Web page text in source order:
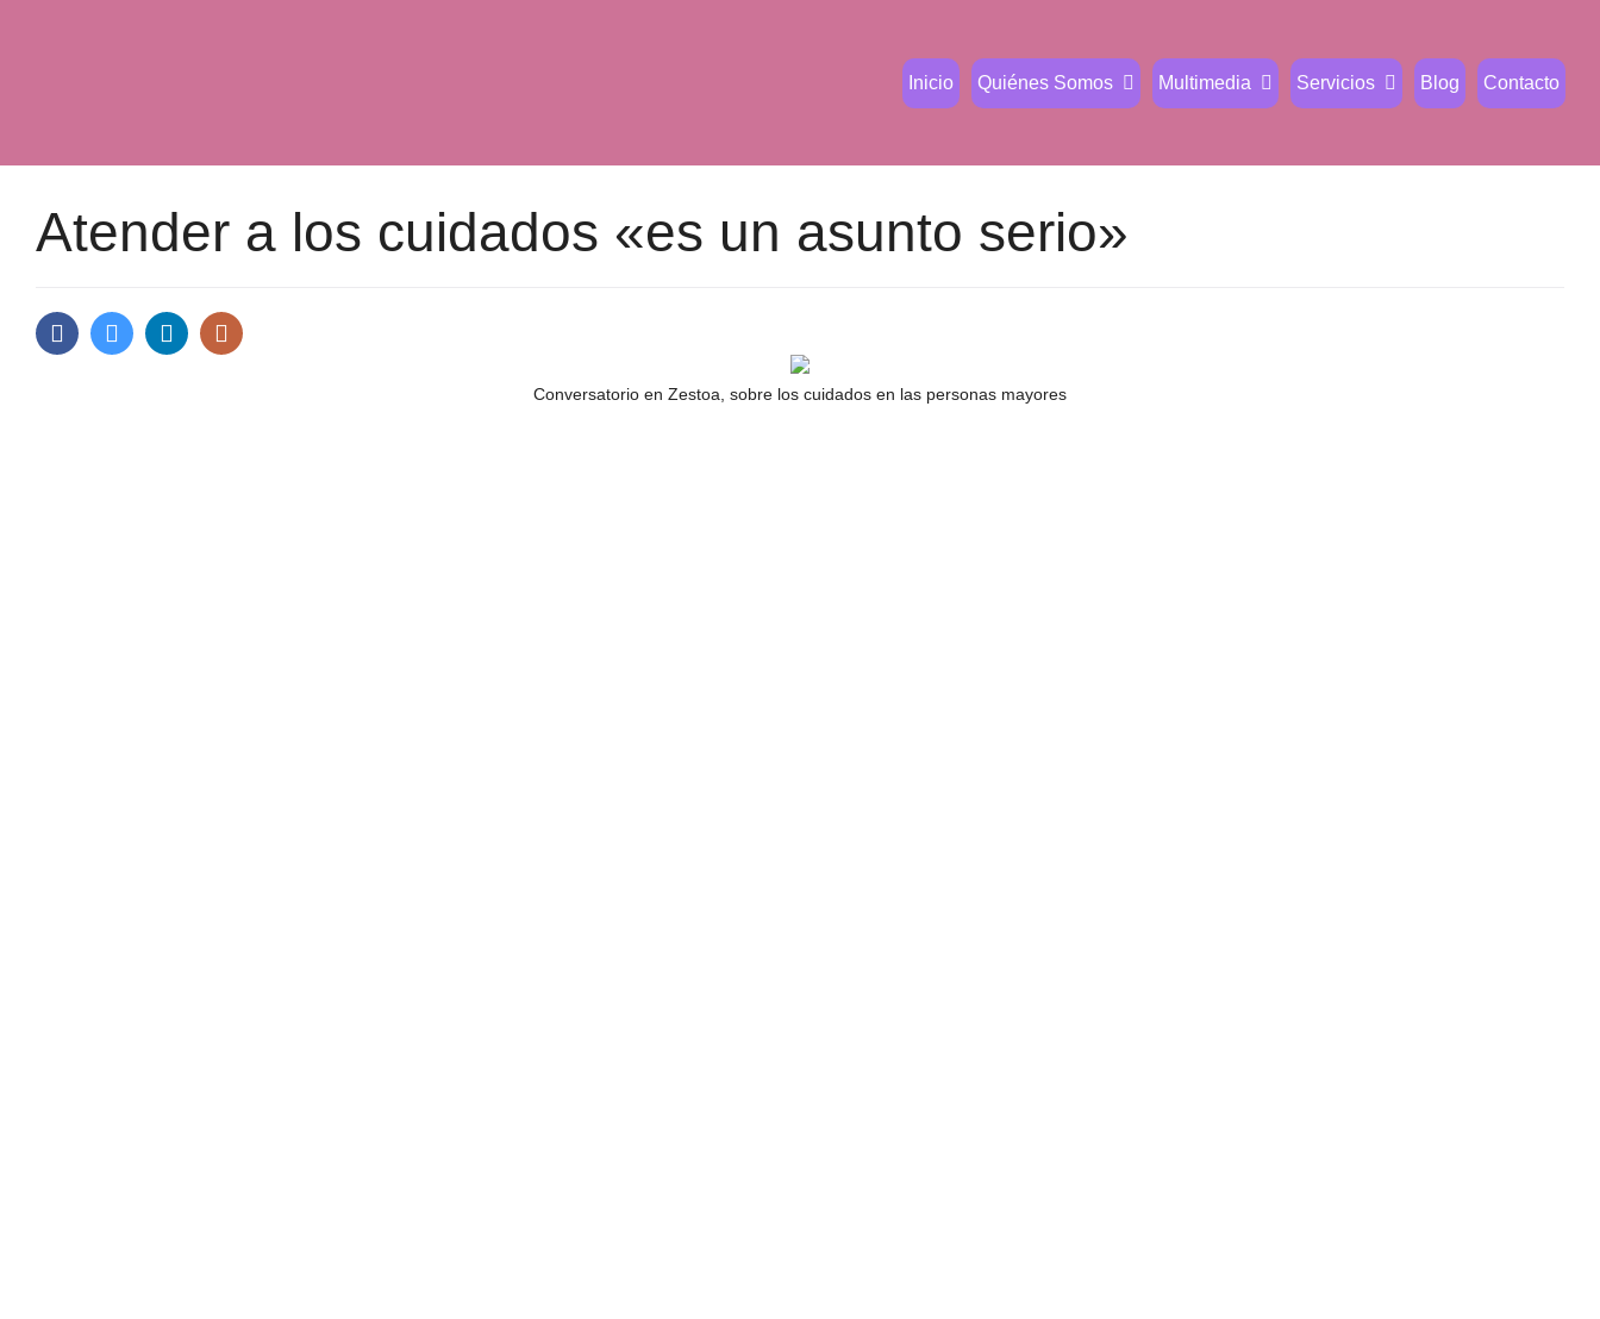
Inicio Quiénes Somos Multimedia Servicios Blog Contacto
Atender a los cuidados «es un asunto serio»
Conversatorio en Zestoa, sobre los cuidados en las personas mayores